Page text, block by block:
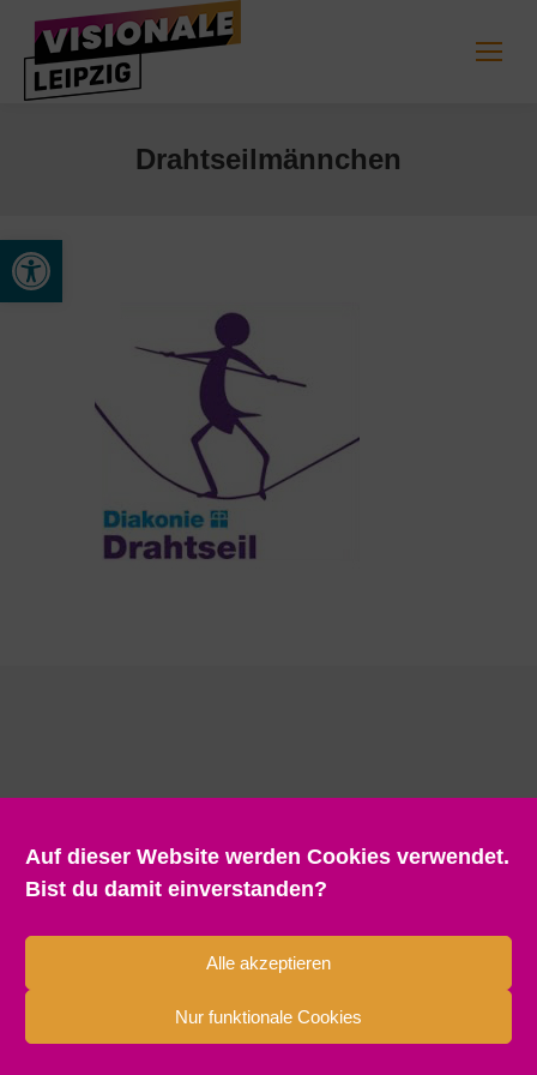
Werkzeugleiste öffnen
Auf dieser Website werden Cookies verwendet.
Bist du damit einverstanden?
Alle akzeptieren
Nur funktionale Cookies
Drahtseilmännchen